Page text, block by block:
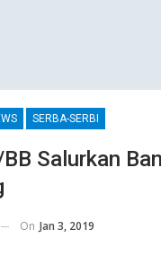
SERBA-SERBI
Salurkan
On Jan 3, 2019